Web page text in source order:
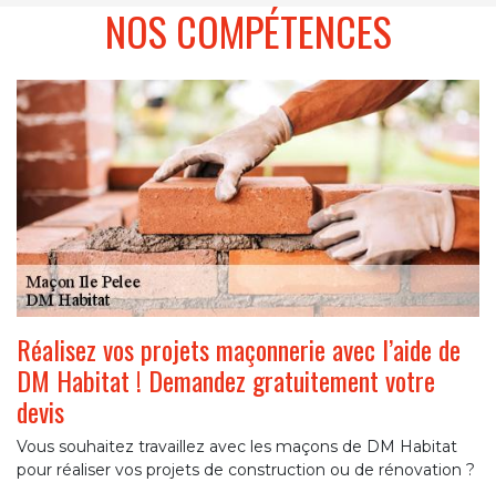
NOS COMPÉTENCES
Réalisez vos projets maçonnerie avec l’aide de
DM Habitat ! Demandez gratuitement votre
devis
Vous souhaitez travaillez avec les maçons de DM Habitat
pour réaliser vos projets de construction ou de rénovation ?